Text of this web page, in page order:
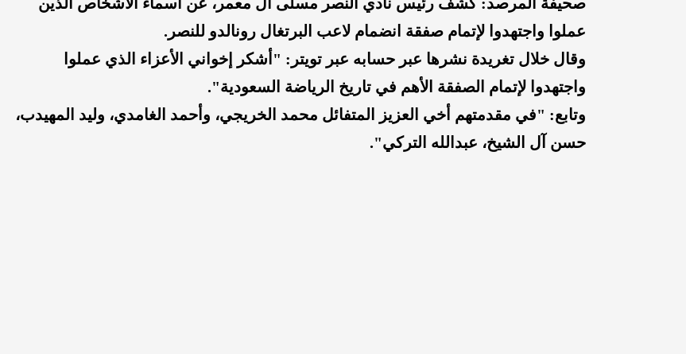
عملوا واجتهدوا لإتمام صفقة انضمام لاعب البرتغال رونالدو للنصر.
وقال خلال تغريدة نشرها عبر حسابه عبر تويتر: "أشكر إخواني الأعزاء الذي عملوا
واجتهدوا لإتمام الصفقة الأهم في تاريخ الرياضة السعودية".
وتابع: "في مقدمتهم أخي العزيز المتفائل محمد الخريجي، وأحمد الغامدي، وليد المهيدب،
حسن آل الشيخ، عبدالله التركي".